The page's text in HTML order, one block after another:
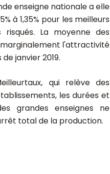
enseigne nationale a elle
à 1,35% pour les meilleurs
La moyenne des
marginalement l'attractivité
janvier 2019.
qui relève des
les durées et
grandes enseignes ne
total de la production.